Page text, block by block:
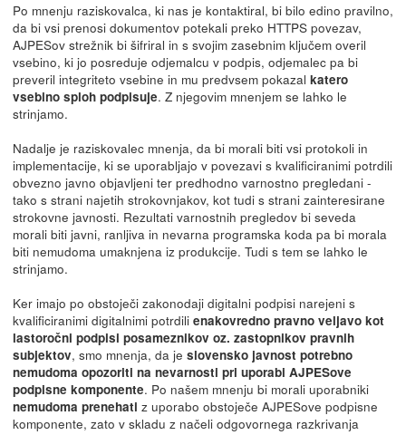
Po mnenju raziskovalca, ki nas je kontaktiral, bi bilo edino pravilno,
da bi vsi prenosi dokumentov potekali preko HTTPS povezav,
AJPESov strežnik bi šifriral in s svojim zasebnim ključem overil
vsebino, ki jo posreduje odjemalcu v podpis, odjemalec pa bi
preveril integriteto vsebine in mu predvsem pokazal katero
vsebino sploh podpisuje. Z njegovim mnenjem se lahko le
strinjamo.
Nadalje je raziskovalec mnenja, da bi morali biti vsi protokoli in
implementacije, ki se uporabljajo v povezavi s kvalificiranimi potrdili
obvezno javno objavljeni ter predhodno varnostno pregledani -
tako s strani najetih strokovnjakov, kot tudi s strani zainteresirane
strokovne javnosti. Rezultati varnostnih pregledov bi seveda
morali biti javni, ranljiva in nevarna programska koda pa bi morala
biti nemudoma umaknjena iz produkcije. Tudi s tem se lahko le
strinjamo.
Ker imajo po obstoječi zakonodaji digitalni podpisi narejeni s
kvalificiranimi digitalnimi potrdili enakovredno pravno veljavo kot
lastoročni podpisi posameznikov oz. zastopnikov pravnih
subjektov, smo mnenja, da je slovensko javnost potrebno
nemudoma opozoriti na nevarnosti pri uporabi AJPESove
podpisne komponente. Po našem mnenju bi morali uporabniki
nemudoma prenehati z uporabo obstoječe AJPESove podpisne
komponente, zato v skladu z načeli odgovornega razkrivanja